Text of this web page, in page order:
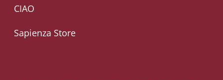
CIAO
Sapienza Store